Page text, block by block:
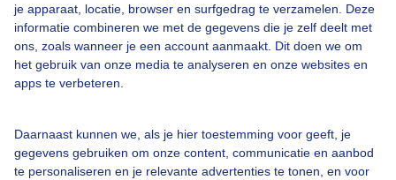
je apparaat, locatie, browser en surfgedrag te verzamelen. Deze
informatie combineren we met de gegevens die je zelf deelt met
ons, zoals wanneer je een account aanmaakt. Dit doen we om
het gebruik van onze media te analyseren en onze websites en
apps te verbeteren.
Daarnaast kunnen we, als je hier toestemming voor geeft, je
gegevens gebruiken om onze content, communicatie en aanbod
te personaliseren en je relevante advertenties te tonen, en voor